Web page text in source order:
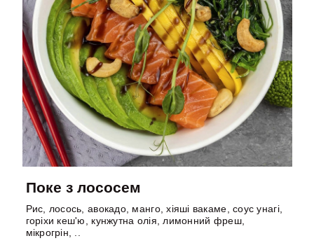
Поке з лососем
Рис, лосось, авокадо, манго, хіяші вакаме, соус унагі,
горіхи кеш'ю, кунжутна олія, лимонний фреш,
мікрогрін, ..